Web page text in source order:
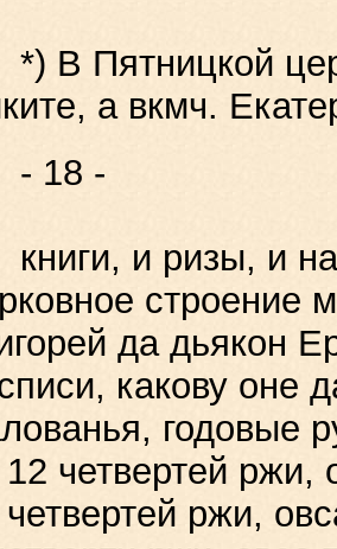
В Пятницкой
а вкмч.
18 -
и ризы, и на
строение
да дьякон
какову оне
годовые
12 четвертей ржи,
четвертей ржи,